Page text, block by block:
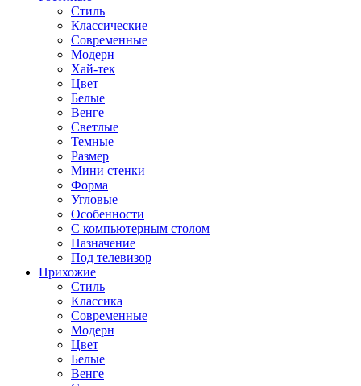
Стиль
Классические
Современные
Модерн
Хай-тек
Цвет
Белые
Венге
Светлые
Темные
Размер
Мини стенки
Форма
Угловые
Особенности
С компьютерным столом
Назначение
Под телевизор
Прихожие
Стиль
Классика
Современные
Модерн
Цвет
Белые
Венге